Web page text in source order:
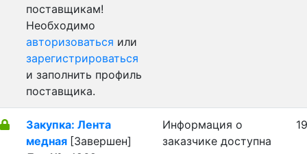
поставщикам!
Необходимо
авторизоваться или
зарегистрироваться
и заполнить профиль
поставщика.
Закупка: Лента
медная [Завершен]
Информация о
заказчике доступна